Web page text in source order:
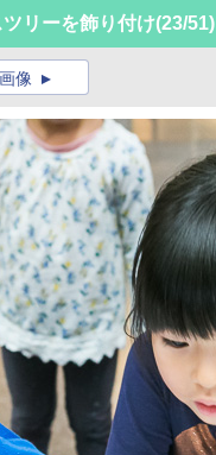
リーを飾り付け(23/51)
像